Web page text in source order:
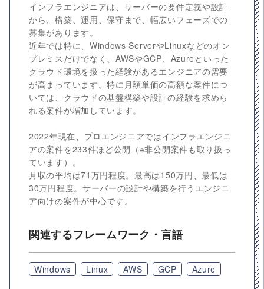
インフラエンジニアは、サーバーの要件定義や設計
から、構築、運用、保守まで、幅広いフェーズでの
募集があります。
近年では特に、Windows ServerやLinuxなどのオン
プレミスだけでなく、AWSやGCP、Azureといった
クラウド環境を扱った経験があるエンジニアの需要
が高まっています。特に月額単価の高額な案件につ
いては、クラウドの基盤構築や設計の経験を求めら
れる案件が増加しています。
2022年現在、プロエンジニアではインフラエンジニ
アの案件を233件ほど公開（※非公開案件も取り扱っ
ています）。
月収の平均は71万円程度。最高は150万円、最低は
30万円程度。サーバーの設計や構築を行うエンジニ
ア向けの案件が中心です。
関連するフレームワーク・言語
Windows Linux AWS GCP Azure